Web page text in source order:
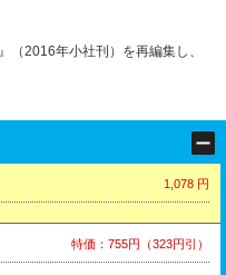
2016年小社刊）を再編集し、
1,078 円
特価：755円（323円引）